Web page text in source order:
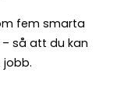
fem smarta
så att du kan